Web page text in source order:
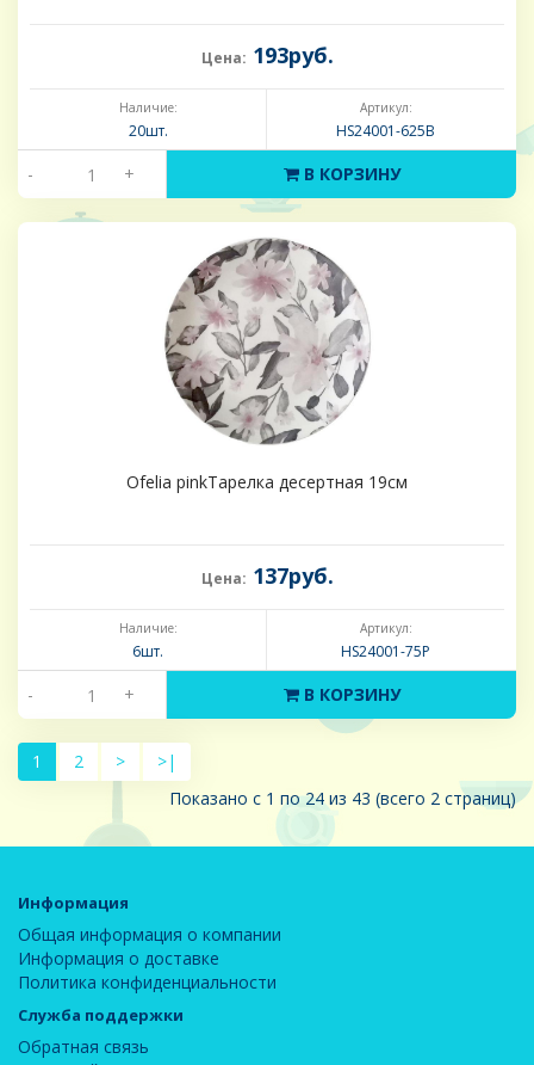
Цена: 193руб.
Наличие:
20шт.
Артикул:
HS24001-625B
- + В КОРЗИНУ
Ofelia pinkТарелка десертная 19см
Цена: 137руб.
Наличие:
6шт.
Артикул:
HS24001-75P
- + В КОРЗИНУ
1 2 >
>|
Показано с 1 по 24 из 43 (всего 2 страниц)
Информация
Общая информация о компании
Информация о доставке
Политика конфиденциальности
Служба поддержки
Обратная связь